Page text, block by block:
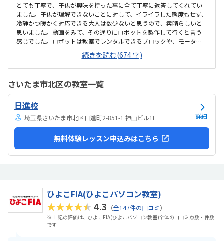
とても丁寧で、子供が興味を持った事に全て丁寧に返答してくれてい
ました。子供が理解できないことに対して、イライラした態度もせず、
冷静かつ暖かく対応できる大人は数少ないと思うので、素晴らしいと
思いました。動画をみて、その通りにロボットを製作して行くと言う
感じでした。ロボットは教室でレンタルできるブロックや、モーター
などです。タブレットの操作も子供自身ができるので、機械に強くな
るなという印象でした。家から自転車ですぐのところにあります。駐
輪スペースもあり、場所も道路面に接しているので、すぐに見つけら
としているので、気が散らず、集中しやすいと思います。個人授業なの
で、割高かなと思いました。生徒2.3人でも大丈夫な感じはします。あ
と、動画を見ながら制作するので、簡単なうちは家でもできる内容か
なと思います。あまり得意な事がなく、自分に...
続きを読む(674 字)
さいたま市北区の教室一覧
日進校
埼玉県さいたま市北区日進町2-851-1 神山ビル1F 詳細
無料体験レッスン申込みはこちら
ひよこFIA(ひよこパソコン教室)
★★★★★4.3 （全147件の口コミ）
※ 上記の評価は、ひよこFIA(ひよこパソコン教室)全体の口コミ点数・件数
です